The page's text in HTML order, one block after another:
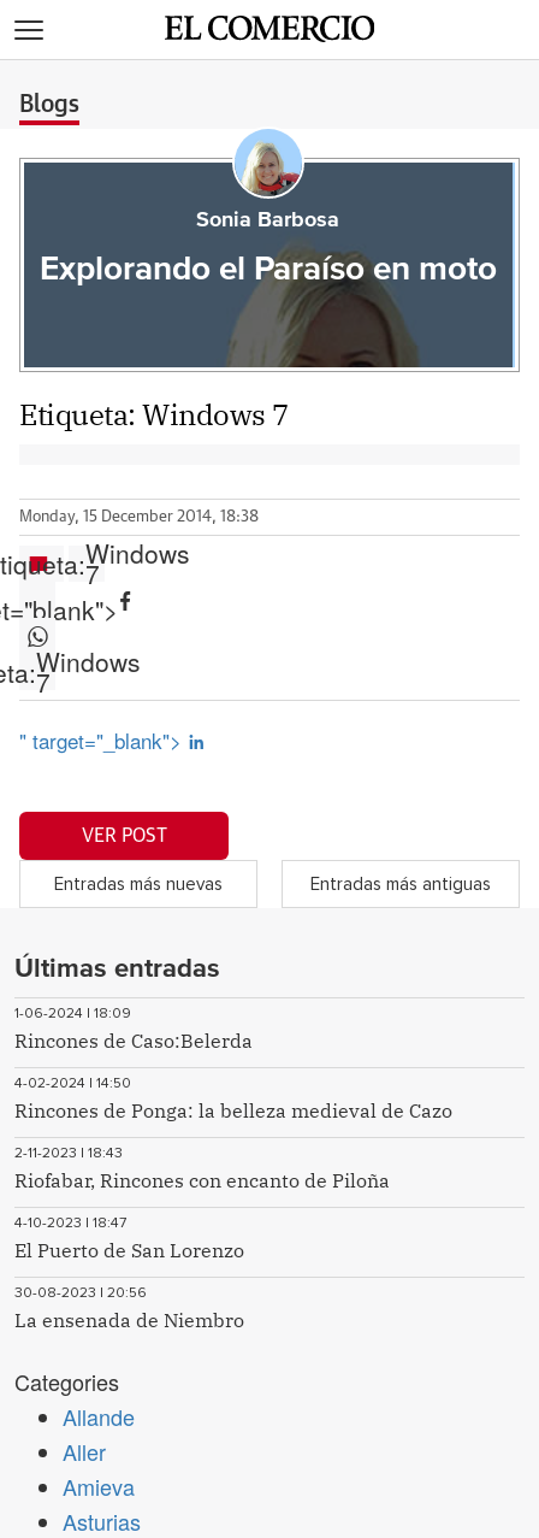
Blogs
Sonia Barbosa
Explorando el Paraíso en moto
Etiqueta:Windows 7
Monday, 15 December 2014, 18:38
Windows
7
Windows
7
" target="_blank">
VER POST
Entradas más nuevas Entradas más antiguas
Últimas entradas
1-06-2024 | 18:09
Rincones de Caso:Belerda
4-02-2024 | 14:50
Rincones de Ponga: la belleza medieval de Cazo
2-11-2023 | 18:43
Riofabar, Rincones con encanto de Piloña
4-10-2023 | 18:47
El Puerto de San Lorenzo
30-08-2023 | 20:56
La ensenada de Niembro
Categories
Allande
Aller
Amieva
Asturias